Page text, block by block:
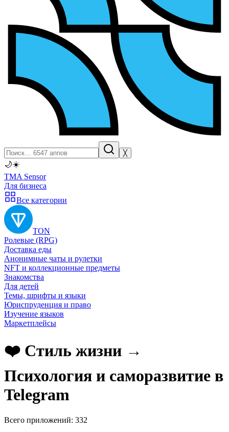
╳
🌙☀️
TMA Sensor
Для бизнеса
Все категории
TON
Ролевые (RPG)
Доставка еды
Анонимные чаты и рулетки
NFT и коллекционные предметы
Знакомства
Для детей
Темы, шрифты и языки
Юриспруденция и право
Изучение языков
Маркетплейсы
❤️ Стиль жизни →
Психология и саморазвитие в
Telegram
Всего приложений: 332